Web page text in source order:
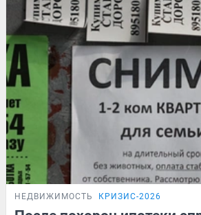
НЕДВИЖИМОСТЬ КРИЗИС-2026